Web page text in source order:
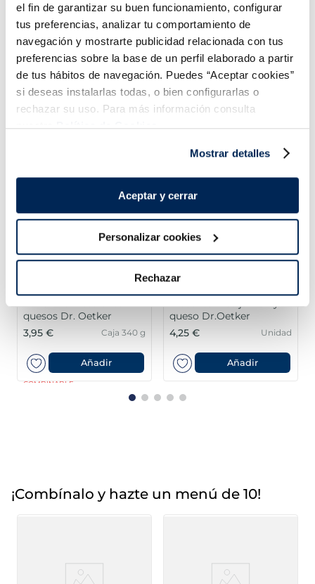
el fin de garantizar su buen funcionamiento, configurar
tus preferencias, analizar tu comportamiento de
navegación y mostrarte publicidad relacionada con tus
preferencias sobre la base de un perfil elaborado a partir
de tus hábitos de navegación. Puedes “Aceptar cookies”
si deseas instalarlas todas, o bien configurarlas o
rechazar su uso. Para más información consulta
nuestraPolítica de Cookies.
Mostrar detalles
Aceptar y cerrar
Personalizar cookies
Rechazar
Información complementaria
Información Nutricional
También te puede interesar...
Pizza fina Ristorante 4
quesos Dr. Oetker
3,95 €
COMBINABLE
Caja 340 g
Añadir
Piccolissimas jamon y
queso Dr.Oetker
4,25 €
Unidad
Añadir
¡Combínalo y hazte un menú de 10!